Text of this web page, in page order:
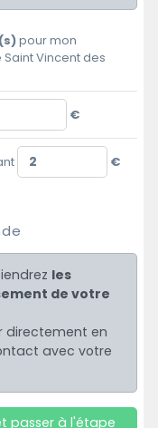
pour mon
Vincent des
€
€
les
de votre
directement en
avec votre
passer à l'étape